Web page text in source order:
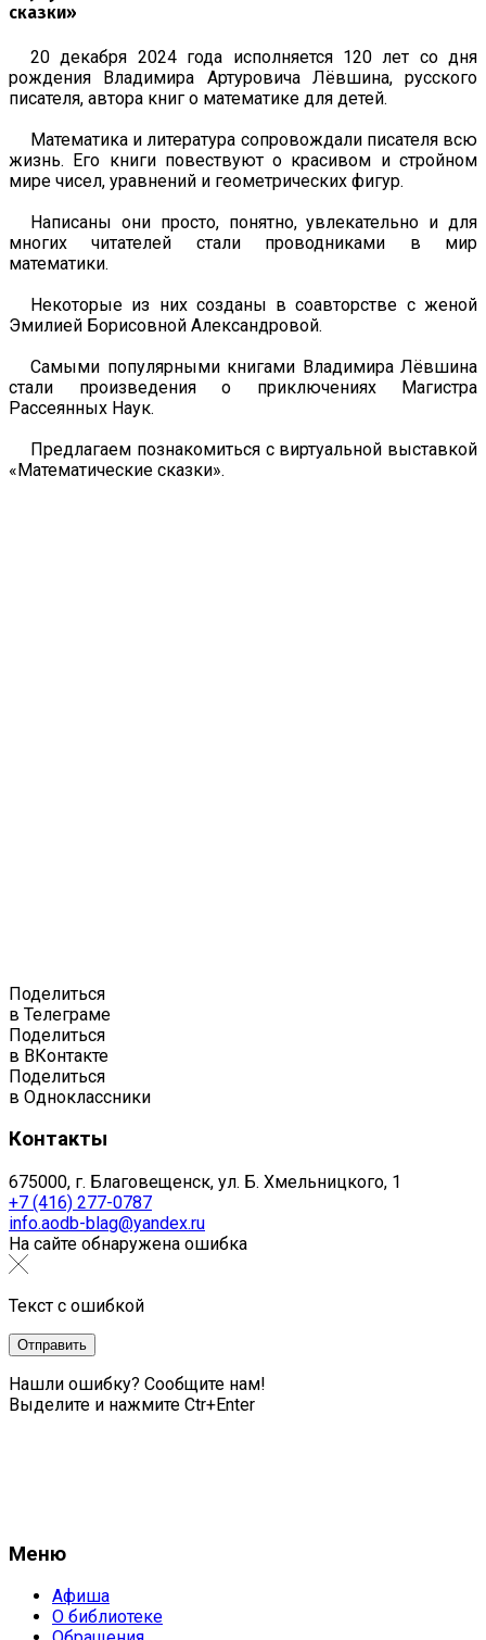
сказки»
20 декабря 2024 года исполняется 120 лет со дня
рождения Владимира Артуровича Лёвшина, русского
писателя, автора книг о математике для детей.
Математика и литература сопровождали писателя всю
жизнь. Его книги повествуют о красивом и стройном
мире чисел, уравнений и геометрических фигур.
Написаны они просто, понятно, увлекательно и для
многих читателей стали проводниками в мир
математики.
Некоторые из них созданы в соавторстве с женой
Эмилией Борисовной Александровой.
Самыми популярными книгами Владимира Лёвшина
стали произведения о приключениях Магистра
Рассеянных Наук.
Предлагаем познакомиться с виртуальной выставкой
«Математические сказки».
Поделиться
в Телеграме
Поделиться
в ВКонтакте
Поделиться
в Одноклассники
Контакты
675000, г. Благовещенск, ул. Б. Хмельницкого, 1
+7 (416) 277-0787
info.aodb-blag@yandex.ru
На сайте обнаружена ошибка
Текст с ошибкой
Нашли ошибку? Сообщите нам!
Выделите и нажмите Ctr+Enter
Меню
Афиша
О библиотеке